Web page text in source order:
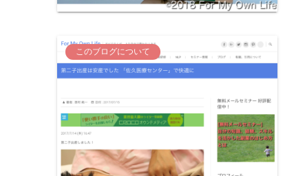
このブログについて